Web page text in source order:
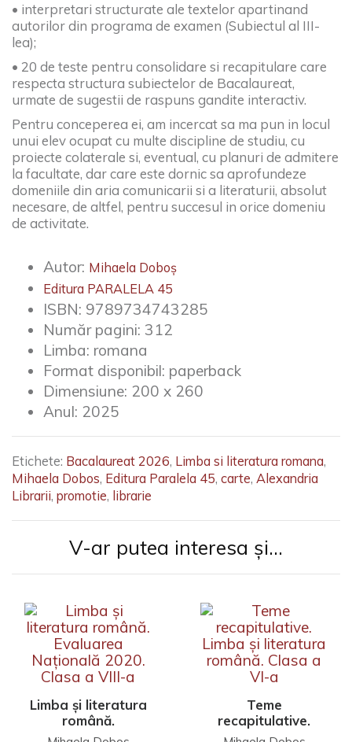
• interpretari structurate ale textelor apartinand
autorilor din programa de examen (Subiectul al III-
lea);
• 20 de teste pentru consolidare si recapitulare care
respecta structura subiectelor de Bacalaureat,
urmate de sugestii de raspuns gandite interactiv.
Pentru conceperea ei, am incercat sa ma pun in locul
unui elev ocupat cu multe discipline de studiu, cu
proiecte colaterale si, eventual, cu planuri de admitere
la facultate, dar care este dornic sa aprofundeze
domeniile din aria comunicarii si a literaturii, absolut
necesare, de altfel, pentru succesul in orice domeniu
de activitate.
Autor: Mihaela Doboș
Editura PARALELA 45
ISBN: 9789734743285
Număr pagini: 312
Limba: romana
Format disponibil: paperback
Dimensiune: 200 x 260
Anul: 2025
Etichete: Bacalaureat 2026, Limba si literatura romana,
Mihaela Dobos, Editura Paralela 45, carte, Alexandria
Librarii, promotie, librarie
V-ar putea interesa și...
Limba şi literatura
română.
Evaluarea
Teme
recapitulative.
Limba și literatura